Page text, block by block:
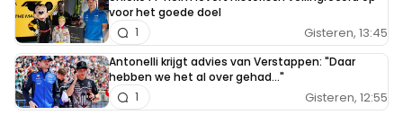
voor het goede doel
Gisteren, 13:45
1
Antonelli krijgt advies van Verstappen: "Daar
hebben we het al over gehad..."
Gisteren, 12:55
1